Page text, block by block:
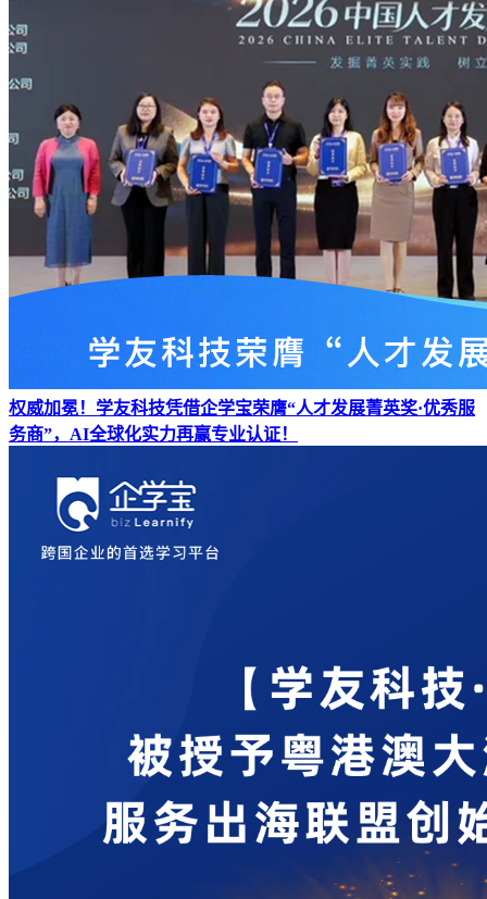
权威加冕！学友科技凭借企学宝荣膺“人才发展菁英奖·优秀服
务商”，AI全球化实力再赢专业认证！